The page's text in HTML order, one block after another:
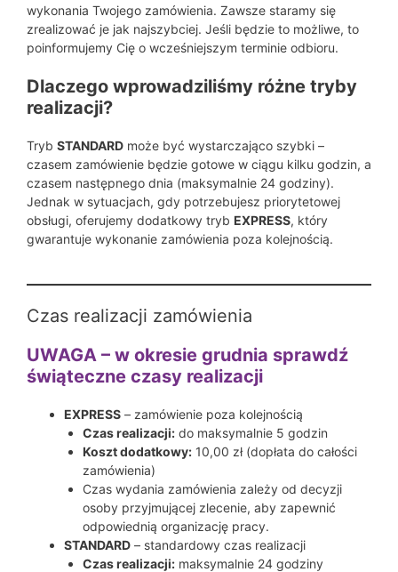
wykonania Twojego zamówienia. Zawsze staramy się
zrealizować je jak najszybciej. Jeśli będzie to możliwe, to
poinformujemy Cię o wcześniejszym terminie odbioru.
Dlaczego wprowadziliśmy różne tryby
realizacji?
Tryb STANDARD może być wystarczająco szybki –
czasem zamówienie będzie gotowe w ciągu kilku godzin, a
czasem następnego dnia (maksymalnie 24 godziny).
Jednak w sytuacjach, gdy potrzebujesz priorytetowej
obsługi, oferujemy dodatkowy tryb EXPRESS, który
gwarantuje wykonanie zamówienia poza kolejnością.
Czas realizacji zamówienia
UWAGA – w okresie grudnia sprawdź
świąteczne czasy realizacji
EXPRESS – zamówienie poza kolejnością
Czas realizacji: do maksymalnie 5 godzin
Koszt dodatkowy: 10,00 zł (dopłata do całości
zamówienia)
Czas wydania zamówienia zależy od decyzji
osoby przyjmującej zlecenie, aby zapewnić
odpowiednią organizację pracy.
STANDARD – standardowy czas realizacji
Czas realizacji: maksymalnie 24 godziny